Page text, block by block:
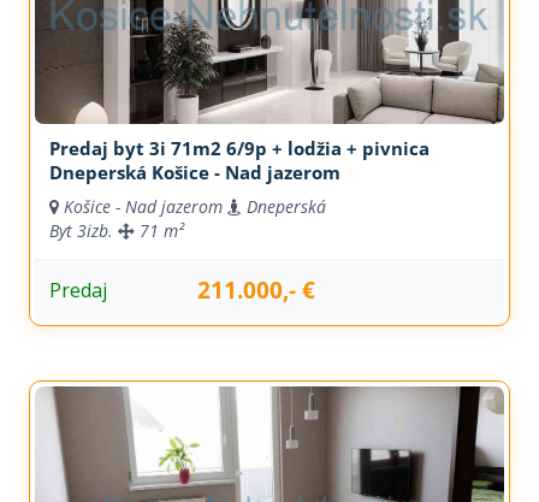
Predaj byt 3i 71m2 6/9p + lodžia + pivnica
Dneperská Košice - Nad jazerom
Košice - Nad jazerom
Dneperská
Byt 3izb. 71 m²
Predaj 211.000,- €